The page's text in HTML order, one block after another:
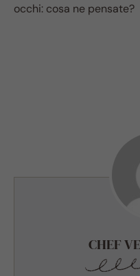
occhi: cosa ne pensate?
CHEF